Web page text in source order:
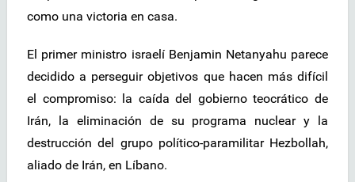
como una victoria en casa.
El primer ministro israelí Benjamin Netanyahu parece
decidido a perseguir objetivos que hacen más difícil
el compromiso: la caída del gobierno teocrático de
Irán, la eliminación de su programa nuclear y la
destrucción del grupo político-paramilitar Hezbollah,
aliado de Irán, en Líbano.